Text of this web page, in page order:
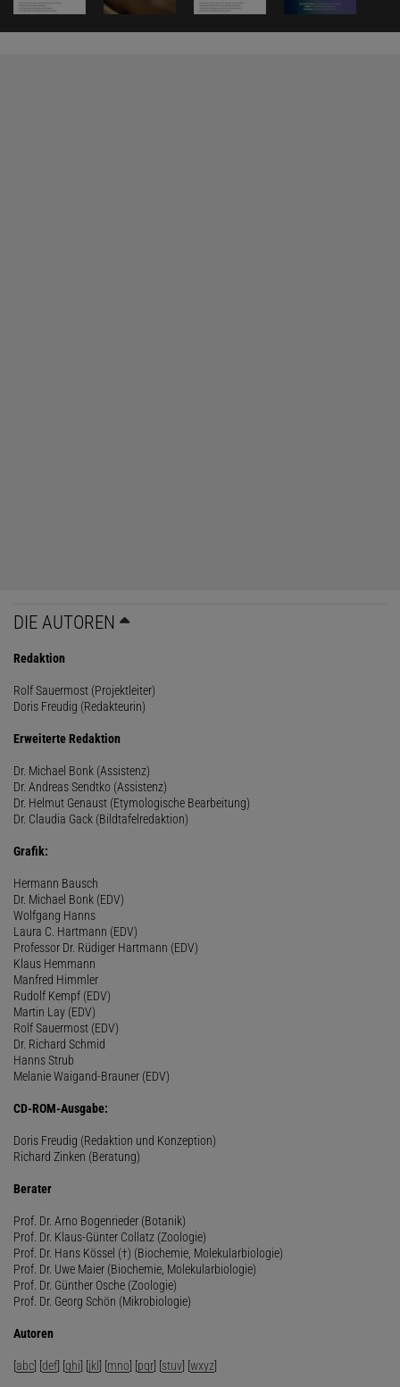
DIE AUTOREN
Redaktion
Rolf Sauermost (Projektleiter)
Doris Freudig (Redakteurin)
Erweiterte Redaktion
Dr. Michael Bonk (Assistenz)
Dr. Andreas Sendtko (Assistenz)
Dr. Helmut Genaust (Etymologische Bearbeitung)
Dr. Claudia Gack (Bildtafelredaktion)
Grafik:
Hermann Bausch
Dr. Michael Bonk (EDV)
Wolfgang Hanns
Laura C. Hartmann (EDV)
Professor Dr. Rüdiger Hartmann (EDV)
Klaus Hemmann
Manfred Himmler
Rudolf Kempf (EDV)
Martin Lay (EDV)
Rolf Sauermost (EDV)
Dr. Richard Schmid
Hanns Strub
Melanie Waigand-Brauner (EDV)
CD-ROM-Ausgabe:
Doris Freudig (Redaktion und Konzeption)
Richard Zinken (Beratung)
Berater
Prof. Dr. Arno Bogenrieder (Botanik)
Prof. Dr. Klaus-Günter Collatz (Zoologie)
Prof. Dr. Hans Kössel (†) (Biochemie, Molekularbiologie)
Prof. Dr. Uwe Maier (Biochemie, Molekularbiologie)
Prof. Dr. Günther Osche (Zoologie)
Prof. Dr. Georg Schön (Mikrobiologie)
Autoren
[abc] [def] [ghi] [jkl] [mno] [pqr] [stuv] [wxyz]